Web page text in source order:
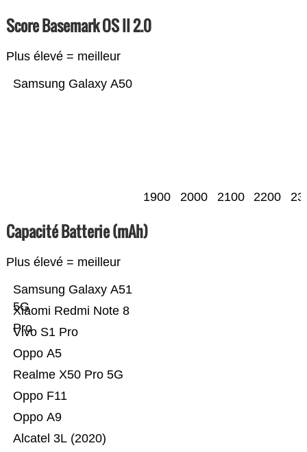
Score Basemark OS II 2.0
Plus élevé = meilleur
Samsung Galaxy A50
1900 2000 2100 2200
Capacité Batterie (mAh)
Plus élevé = meilleur
Alcatel 3L (2020)
Oppo A9
Oppo F11
Realme X50 Pro 5G
Oppo A5
Vivo S1 Pro
Xiaomi Redmi Note 8
Pro
Samsung Galaxy A51
5G